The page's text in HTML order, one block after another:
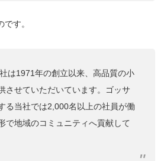
す。
は1971年の創立以来、高品質の小
させていただいています。ゴッサ
る当社では2,000名以上の社員が働
で地域のコミュニティへ貢献して